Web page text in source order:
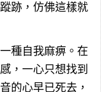
跡，仿佛這樣就
種自我麻痹。在
，一心只想找到
的心早已死去，